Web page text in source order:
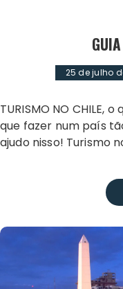
25 de julho
TURISMO NO CHILE, o que fazer? Como decidir onde ir e o
que fazer num país
ajudo nisso! Turismo